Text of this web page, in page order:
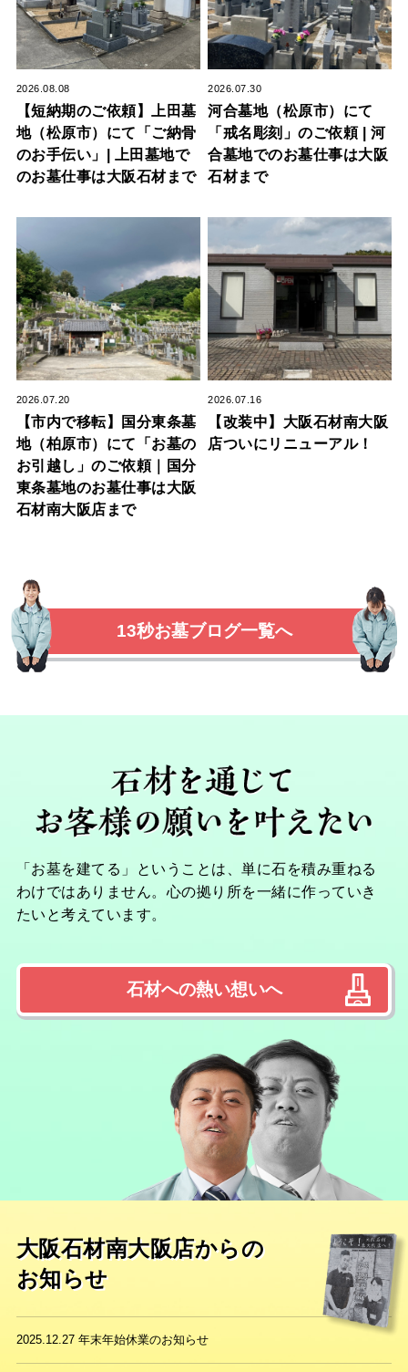
2026.08.08
【短納期のご依頼】上田墓
地（松原市）にて「ご納骨
のお手伝い」| 上田墓地で
のお墓仕事は大阪石材まで
2026.07.30
河合墓地（松原市）にて
「戒名彫刻」のご依頼 | 河
合墓地でのお墓仕事は大阪
石材まで
2026.07.20
【市内で移転】国分東条墓
地（柏原市）にて「お墓の
お引越し」のご依頼｜国分
東条墓地のお墓仕事は大阪
石材南大阪店まで
2026.07.16
【改装中】大阪石材南大阪
店ついにリニューアル！
13秒お墓ブログ一覧へ
「お墓を建てる」ということは、単に石を積み重ねる
わけではありません。心の拠り所を一緒に作っていき
たいと考えています。
石材への熱い想いへ
大阪石材南大阪店からの
お知らせ
2025.12.27 年末年始休業のお知らせ